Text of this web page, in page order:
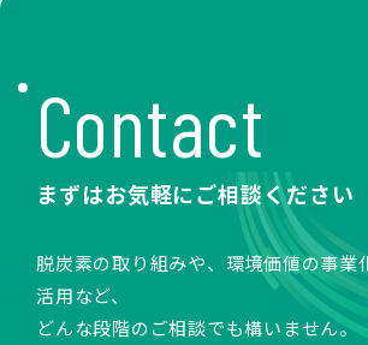
Analyticsを利用しますと、Google社又は
るCookieをもとにして、Google社が利用者
イト訪問履歴を収集、記録、分析します。当
Google社からその分析結果を受け取り、利
状況等を把握します。Google Analyticsに
録、分析された利用者様の情報には、特定の
る情報は一切含まれません。また、それらの
Google社により同社のプライバシーポリシ
管理されます。
Contact
まずはお気軽にご相談ください
脱炭素の取り組みや、環境価値の事業
活用など、
どんな段階のご相談でも構いません。